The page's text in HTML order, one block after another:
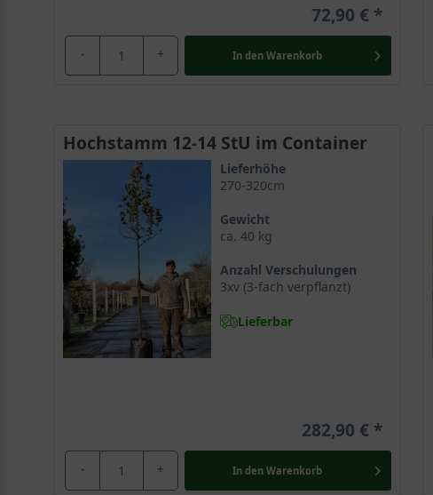
72,90 €
- + In den Warenkorb
Hochstamm 12-14 StU im Container
Lieferhöhe
270-320cm
Gewicht
ca. 40 kg
Anzahl Verschulungen
3xv (3-fach verpflanzt)
Lieferbar
282,90 €
- + In den Warenkorb